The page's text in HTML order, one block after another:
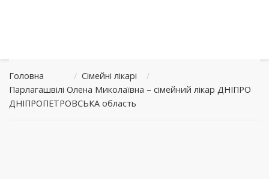
Головна / Сімейні лікарі
/
Парлагашвілі Олена Миколаївна – сімейний лікар ДНІПРО
ДНІПРОПЕТРОВСЬКА область